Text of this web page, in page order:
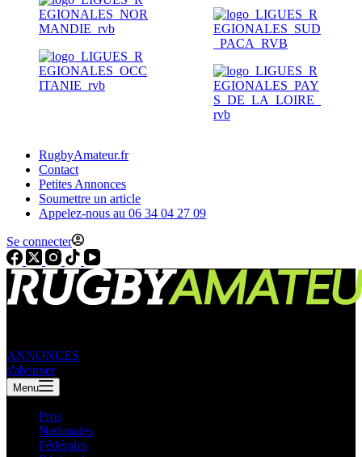
RugbyAmateur.fr
Contact
Petites Annonces
Soumettre un article
Appelez-nous au 06 34 04 27 09
Se connecter
ANNONCES
s'abonner
Menu
Pros
Nationales
Fédérales